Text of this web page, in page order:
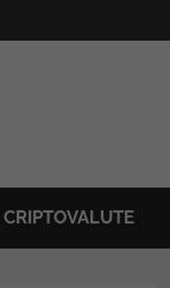
CRIPTOVALUTE